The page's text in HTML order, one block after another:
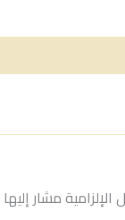
الإلزامية مشار